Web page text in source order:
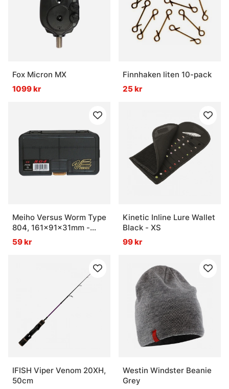
Vad är ett isolerat pop-up-tält?
Fox Micron MX
1099 kr
Finnhaken liten 10-pack
25 kr
Meiho Versus Worm Type
804, 161x91x31mm -
Black
59 kr
Kinetic Inline Lure Wallet
Black - XS
99 kr
IFISH Viper Venom 20XH,
50cm
Westin Windster Beanie
Grey